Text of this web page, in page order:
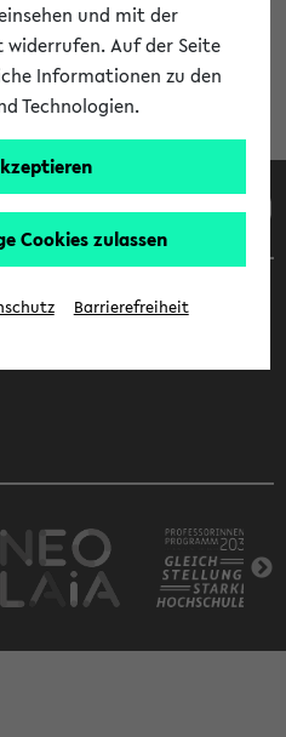
und mit der
Auf der Seite
Informationen zu den
Technologien.
Cookies zulassen
Barrierefreiheit